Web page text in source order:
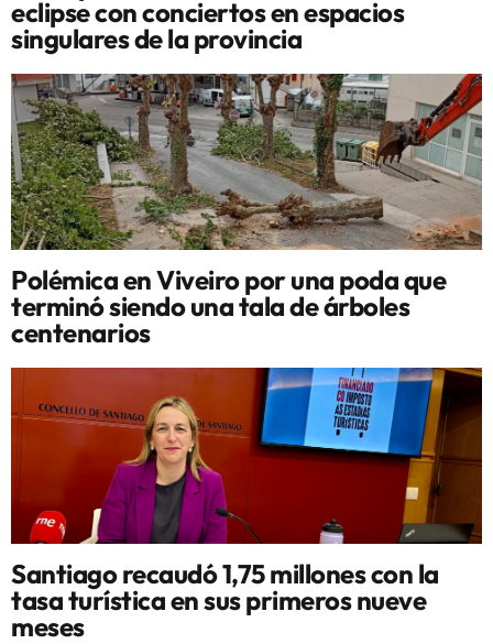
eclipse con conciertos en espacios
singulares de la provincia
Polémica en Viveiro por una poda que
terminó siendo una tala de árboles
centenarios
Santiago recaudó 1,75 millones con la
tasa turística en sus primeros nueve
meses